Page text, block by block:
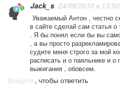
Jack_s, 24/08/2010 в 13:50
Уважаемый Антон , честно
в сайте сделай сам статья
. Я бы понял если бы вы
, а вы просто
судите меня строго за мой
расписать и о паяльнике и о
выжигания , обовсем.
Войдите, чтобы ответить